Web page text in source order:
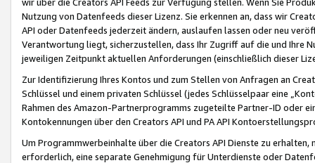
Nutzung von Datenfeeds dieser Lizenz. Sie erkennen an, dass wir
API oder Datenfeeds jederzeit ändern, auslaufen lassen oder neu
Verantwortung liegt, sicherzustellen, dass Ihr Zugriff auf die und Ihre
jeweiligen Zeitpunkt aktuellen Anforderungen (einschließlich dieser
Zur Identifizierung Ihres Kontos und zum Stellen von Anfragen an
Schlüssel und einem privaten Schlüssel (jedes Schlüsselpaar eine
Rahmen des Amazon-Partnerprogramms zugeteilte Partner-ID oder
Kontokennungen über den Creators API und PA API
Um Programmwerbeinhalte über die Creators API Dienste zu
erforderlich, eine separate Genehmigung für Unterdienste oder